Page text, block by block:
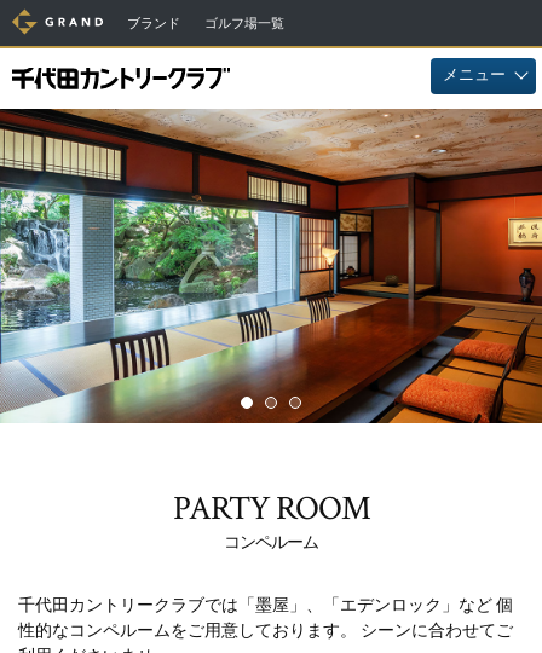
ブランド ゴルフ場一覧
メニュー
PARTY ROOM
コンペルーム
千代田カントリークラブでは「墨屋」、「エデンロック」など個
性的なコンペルームをご用意しております。
シーンに合わせてご